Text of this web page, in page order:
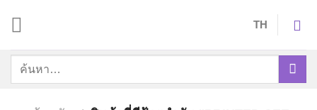
content
TH
ค้นหา: